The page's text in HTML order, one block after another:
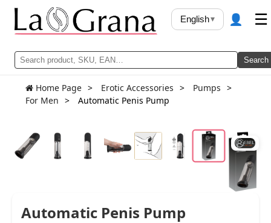
Search
English▾ 👤 ☰
Home Page Erotic Accessories
Pumps
For Men
Automatic Penis Pump
Automatic Penis Pump